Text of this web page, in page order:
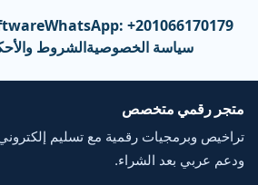
WhatsApp: +201066170179
سياسة الخصوصيةالشروط
متجر رقمي متخصص
تراخيص وبرمجيات رقمية مع تسليم
ودعم عربي بعد الشراء.